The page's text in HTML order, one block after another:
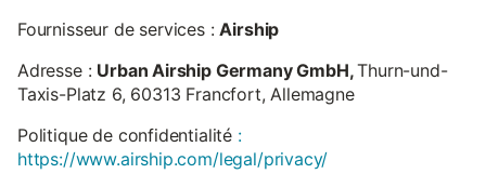
Fournisseur de services :Airship
Adresse : Urban Airship Germany GmbH,Thurn-und-
Taxis-Platz 6, 60313 Francfort, Allemagne
Politique de confidentialité :
https://www.airship.com/legal/privacy/